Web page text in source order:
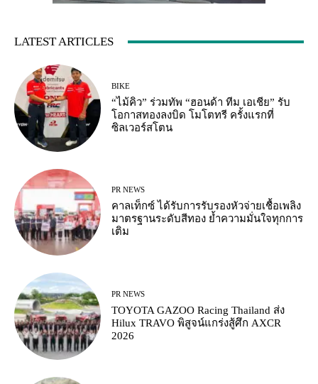
LATEST ARTICLES
BIKE
“ไม้คิว” ร่วมทัพ “ฮอนด้า ทีม เอเชีย” รับ
โอกาสทองลงบิด โมโตทรี ครั้งแรกที่
ซิลเวอร์สโตน
PR NEWS
คาลเท็กซ์ ได้รับการรับรองหัวจ่ายเชื้อเพลิง
มาตรฐานระดับสีทอง ย้ำความมั่นใจทุกการ
เติม
PR NEWS
TOYOTA GAZOO Racing Thailand ส่ง
Hilux TRAVO พิสูจน์แกร่งสู้ศึก AXCR
2026